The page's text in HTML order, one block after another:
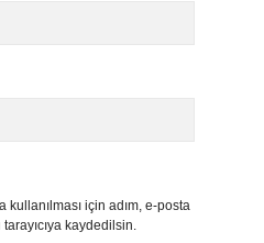
kullanılması için adım, e-posta
kaydedilsin.